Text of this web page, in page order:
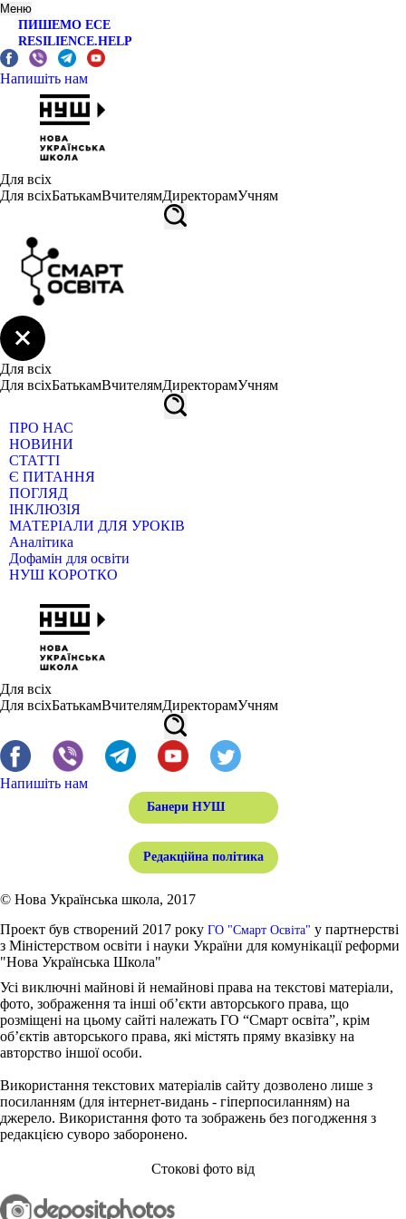
Меню
ПИШЕМО ЕСЕ
RESILIENCE.HELP
Напишіть нам
Для всіх
Для всіхБатькамВчителямДиректорамУчням
Для всіх
Для всіхБатькамВчителямДиректорамУчням
ПРО НАС
НОВИНИ
СТАТТІ
Є ПИТАННЯ
ПОГЛЯД
ІНКЛЮЗІЯ
МАТЕРІАЛИ ДЛЯ УРОКІВ
Аналітика
Дофамін для освіти
НУШ КОРОТКО
Для всіх
Для всіхБатькамВчителямДиректорамУчням
Напишіть нам
Банери НУШ
Редакційна політика
© Нова Українська школа, 2017
Проект був створений 2017 року ГО "Смарт Освіта" у партнерстві
з Міністерством освіти і науки України для комунікації реформи
"Нова Українська Школа"
Усі виключні майнові й немайнові права на текстові матеріали,
фото, зображення та інші об’єкти авторського права, що
розміщені на цьому сайті належать ГО “Смарт освіта”, крім
об’єктів авторського права, які містять пряму вказівку на
авторство іншої особи.
Використання текстових матеріалів сайту дозволено лише з
посиланням (для інтернет-видань - гіперпосиланням) на
джерело. Використання фото та зображень без погодження з
редакцією суворо заборонено.
Стокові фото від